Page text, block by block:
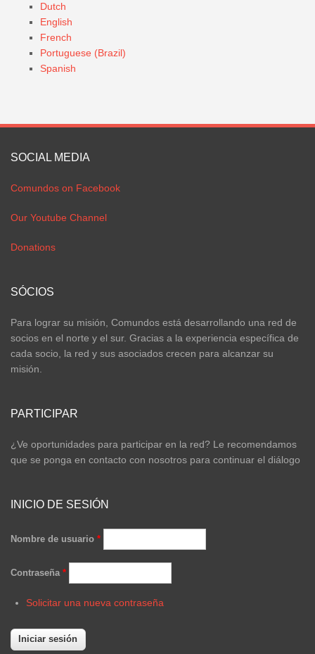
Dutch
English
French
Portuguese (Brazil)
Spanish
SOCIAL MEDIA
Comundos on Facebook
Our Youtube Channel
Donations
SÓCIOS
Para lograr su misión, Comundos está desarrollando una red de
socios en el norte y el sur. Gracias a la experiencia específica de
cada socio, la red y sus asociados crecen para alcanzar su
misión.
PARTICIPAR
¿Ve oportunidades para participar en la red? Le recomendamos
que se ponga en contacto con nosotros para continuar el diálogo
INICIO DE SESIÓN
Nombre de usuario *
Contraseña *
Solicitar una nueva contraseña